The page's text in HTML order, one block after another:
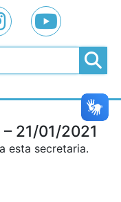
21/01/2021
esta secretaria.